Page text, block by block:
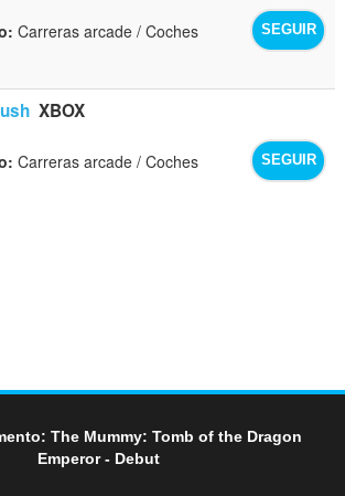
SEGUIR
Carreras arcade / Coches
XBOX
SEGUIR
Carreras arcade / Coches
The Mummy: Tomb of the Dragon
Emperor - Debut